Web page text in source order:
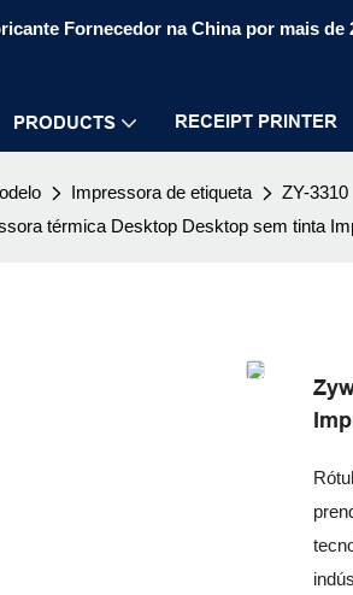
Fornecedor na China por mais de
PRODUCTS RECEIPT PRINTER
Impressora de etiqueta
ZY-3310
térmica Desktop Desktop sem tinta